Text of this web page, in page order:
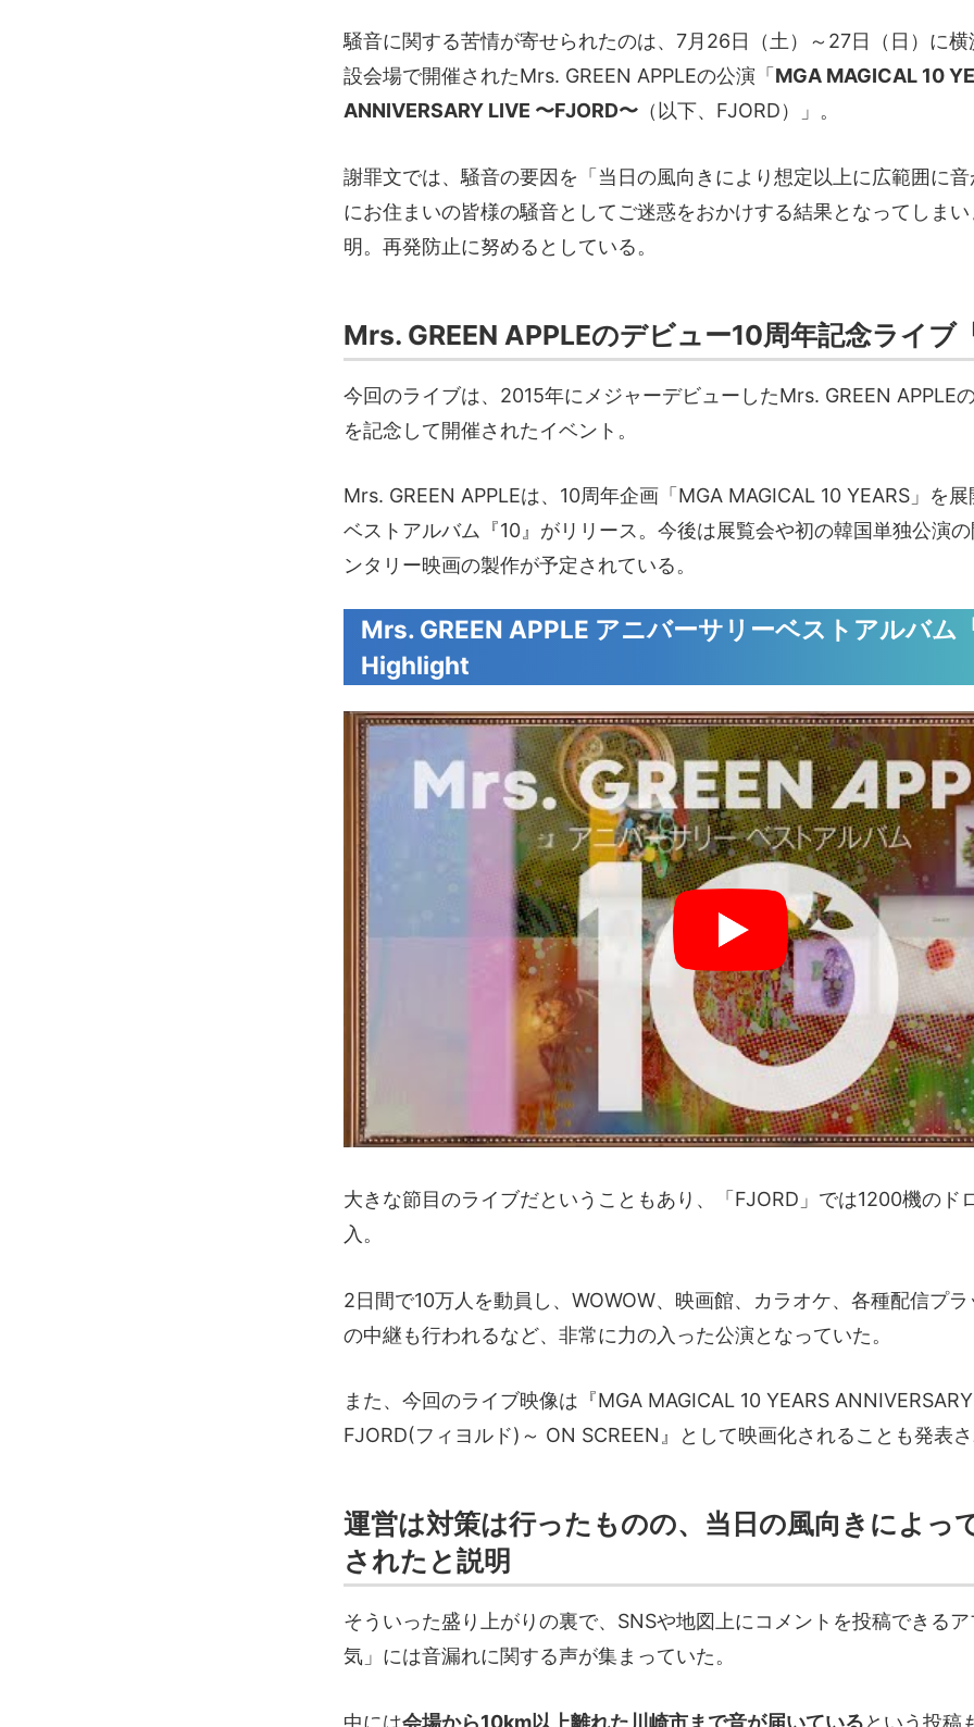
騒音に関する苦情が寄せられたのは、7月26日（土）～27日（日）に
設会場で開催されたMrs. GREEN APPLEの公演「MGA MAGICAL 10
ANNIVERSARY LIVE 〜FJORD〜 （以下、FJORD）」。
謝罪文では、騒音の要因を「当日の風向きにより想定以上に広範囲に
にお住まいの皆様の騒音としてご迷惑をおかけする結果となってしま
明。再発防止に努めるとしている。
Mrs. GREEN APPLEのデビュー10周年記念ライブ
今回のライブは、2015年にメジャーデビューしたMrs. GREEN APPLE
を記念して開催されたイベント。
Mrs. GREEN APPLEは、10周年企画「MGA MAGICAL 10 YEARS」を
ベストアルバム『10』がリリース。今後は展覧会や初の韓国単独公演
ンタリー映画の製作が予定されている。
Mrs. GREEN APPLE アニバーサリーベストアルバム
Highlight
大きな節目のライブだということもあり、「FJORD」では1200機のド
入。
2日間で10万人を動員し、WOWOW、映画館、カラオケ、各種配信プ
の中継も行われるなど、非常に力の入った公演となっていた。
また、今回のライブ映像は『MGA MAGICAL 10 YEARS
FJORD(フィヨルド)～ ON SCREEN』として映画化されることも発表
運営は対策は行ったものの、当日の風向きによっ
されたと説明
そういった盛り上がりの裏で、SNSや地図上にコメントを投稿できる
気」には音漏れに関する声が集まっていた。
中には会場から10km以上離れた川崎市まで音が届いているという投稿